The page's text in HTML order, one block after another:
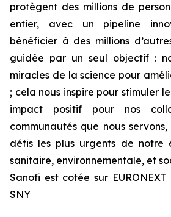
protègent des millions de
entier, avec un pipeline
bénéficier à des millions
guidée par un seul objectif :
miracles de la science pour
; cela nous inspire pour stimuler
impact positif pour nos
communautés que nous
défis les plus urgents de notre
sanitaire, environnementale, et
Sanofi est cotée sur
SNY